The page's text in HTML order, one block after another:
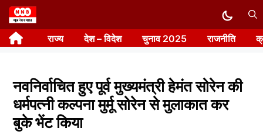
Skip
to
content राज्य देश – विदेश चुनाव 2025 राजनीति
नवनिर्वाचित हुए पूर्व मुख्यमंत्री हेमंत सोरेन की
धर्मपत्नी कल्पना मुर्मू सोरेन से मुलाकात कर
बुके भेंट किया